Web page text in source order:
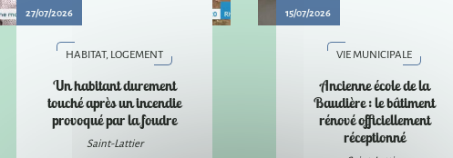
27/07/2026
HABITAT, LOGEMENT
Un habitant durement
touché après un incendie
provoqué par la foudre
Saint-Lattier
15/07/2026
VIE MUNICIPALE
Ancienne école de la
Baudière : le bâtiment
rénové officiellement
réceptionné